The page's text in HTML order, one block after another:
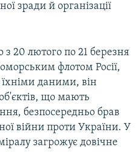
зради й організації
з 20 лютого по 21 березня
флотом Росії,
їхніми даними, він
що мають
безпосередньо брав
війни проти України. У
загрожує довічне